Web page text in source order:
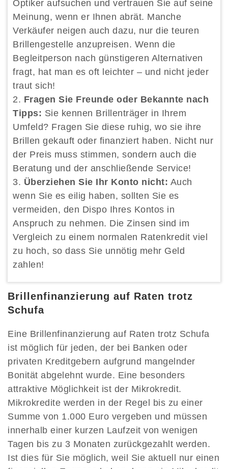
Optiker aufsuchen und vertrauen Sie auf seine
Meinung, wenn er Ihnen abrät. Manche
Verkäufer neigen auch dazu, nur die teuren
Brillengestelle anzupreisen. Wenn die
Begleitperson nach günstigeren Alternativen
fragt, hat man es oft leichter – und nicht jeder
traut sich!
Fragen Sie Freunde oder Bekannte nach
Tipps: Sie kennen Brillenträger in Ihrem
Umfeld? Fragen Sie diese ruhig, wo sie ihre
Brillen gekauft oder finanziert haben. Nicht nur
der Preis muss stimmen, sondern auch die
Beratung und der anschließende Service!
Überziehen Sie Ihr Konto nicht: Auch
wenn Sie es eilig haben, sollten Sie es
vermeiden, den Dispo Ihres Kontos in
Anspruch zu nehmen. Die Zinsen sind im
Vergleich zu einem normalen Ratenkredit viel
zu hoch, so dass Sie unnötig mehr Geld
zahlen!
Brillenfinanzierung auf Raten trotz
Schufa
Eine Brillenfinanzierung auf Raten trotz Schufa
ist möglich für jeden, der bei Banken oder
privaten Kreditgebern aufgrund mangelnder
Bonität abgelehnt wurde. Eine besonders
attraktive Möglichkeit ist der Mikrokredit.
Mikrokredite werden in der Regel bis zu einer
Summe von 1.000 Euro vergeben und müssen
innerhalb einer kurzen Laufzeit von wenigen
Tagen bis zu 3 Monaten zurückgezahlt werden.
Ist dies für Sie möglich, weil Sie aktuell nur einen